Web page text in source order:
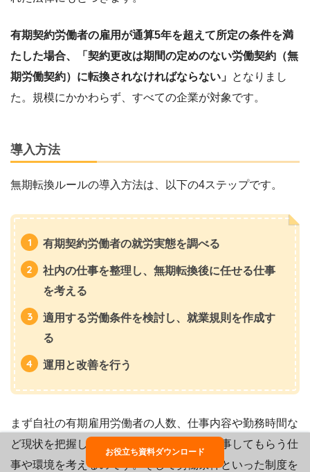
有期契約労働者の雇用が通算5年を超えて所定の条件を満
たした場合、「契約更改は期間の定めのない労働契約（無
期労働契約）に転換されなければならない」 となりまし
た。規模にかかわらず、すべての企業が対象です。
導入方法
無期転換ルールの導入方法は、以下の4ステップです。
有期契約労働者の就労実態を調べる
社内の仕事を整理し、無期転換後に任せる仕事
を考える
適用する労働条件を検討し、就業規則を作成す
る
運用と改善を行う
まず自社の有期雇用労働者の人数、仕事内容や勤務時間な
ど現状を把握します。次に無期転換後に従事してもらう仕
事や環境を考えるのです。そして労働条件といった制度を
お役立ち資料ダウンロード